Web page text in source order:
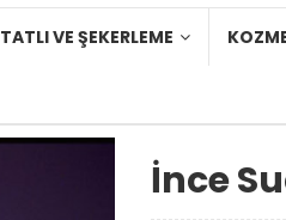
TATLI VE ŞEKERLEME
İnce